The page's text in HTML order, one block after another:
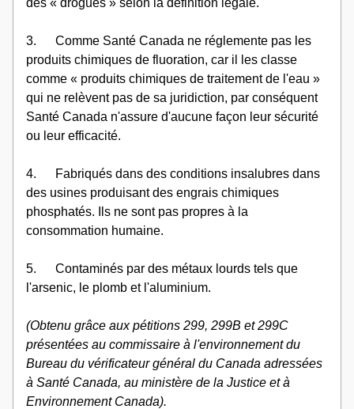
des « drogues » selon la définition légale.
3.      Comme Santé Canada ne réglemente pas les
produits chimiques de fluoration, car il les classe
comme « produits chimiques de traitement de l'eau »
qui ne relèvent pas de sa juridiction, par conséquent
Santé Canada n'assure d'aucune façon leur sécurité
ou leur efficacité.
4.      Fabriqués dans des conditions insalubres dans
des usines produisant des engrais chimiques
phosphatés. Ils ne sont pas propres à la
consommation humaine.
5.      Contaminés par des métaux lourds tels que
l'arsenic, le plomb et l'aluminium.
(Obtenu grâce aux pétitions 299, 299B et 299C
présentées au commissaire à l'environnement du
Bureau du vérificateur général du Canada adressées
à Santé Canada, au ministère de la Justice et à
Environnement Canada).